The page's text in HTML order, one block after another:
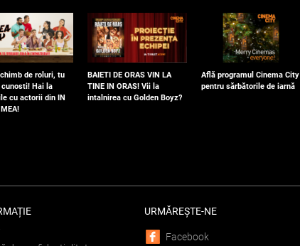
de roluri, tu
Hai la
cu actorii din IN
BAIETI DE ORAS VIN LA
TINE IN ORAS! Vii la
intalnirea cu Golden Boyz?
Află programul Cinema City
pentru sărbătorile de iarnă
URMĂREȘTE-NE
Facebook